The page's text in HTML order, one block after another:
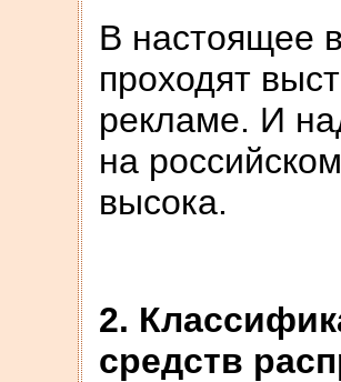
В настоящее
проходят
рекламе. И
на
высока.
2.
средств